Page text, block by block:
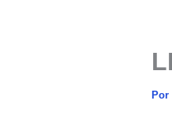
Por